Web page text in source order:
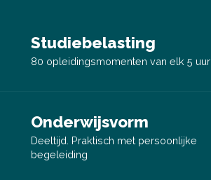
Studiebelasting
80 opleidingsmomenten van elk 5 uur
Onderwijsvorm
Deeltijd. Praktisch met persoonlijke
begeleiding